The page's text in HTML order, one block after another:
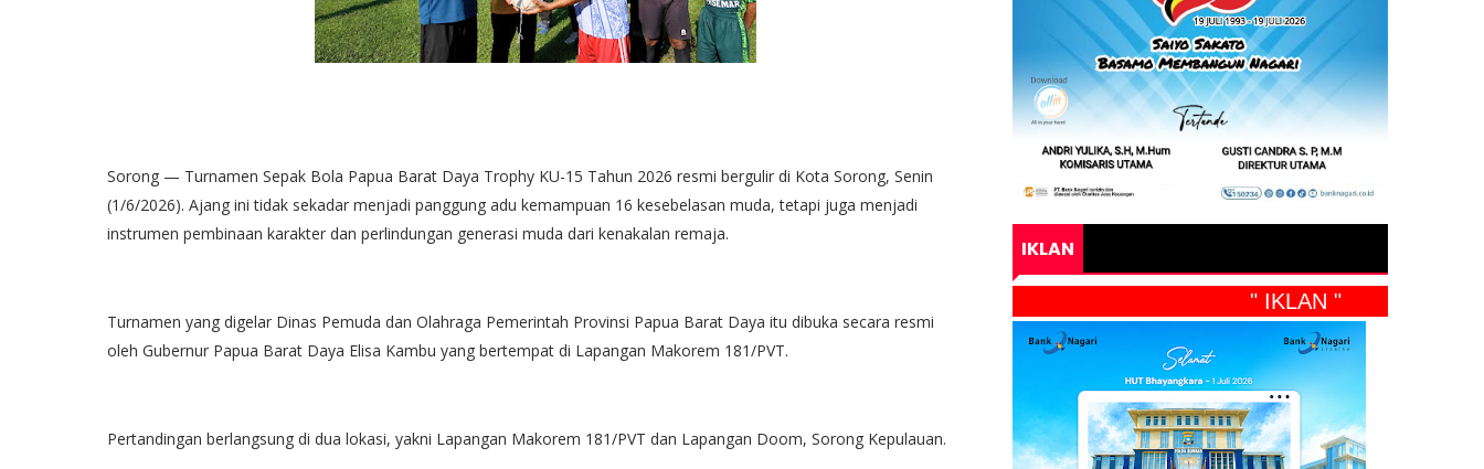
Sorong — Turnamen Sepak Bola Papua Barat Daya Trophy KU-15 Tahun 2026 resmi bergulir di Kota Sorong, Senin
(1/6/2026). Ajang ini tidak sekadar menjadi panggung adu kemampuan 16 kesebelasan muda, tetapi juga menjadi
instrumen pembinaan karakter dan perlindungan generasi muda dari kenakalan remaja.
Turnamen yang digelar Dinas Pemuda dan Olahraga Pemerintah Provinsi Papua Barat Daya itu dibuka secara resmi
oleh Gubernur Papua Barat Daya Elisa Kambu yang bertempat di Lapangan Makorem 181/PVT.
Pertandingan berlangsung di dua lokasi, yakni Lapangan Makorem 181/PVT dan Lapangan Doom, Sorong Kepulauan.
IKLAN
" IKLAN "